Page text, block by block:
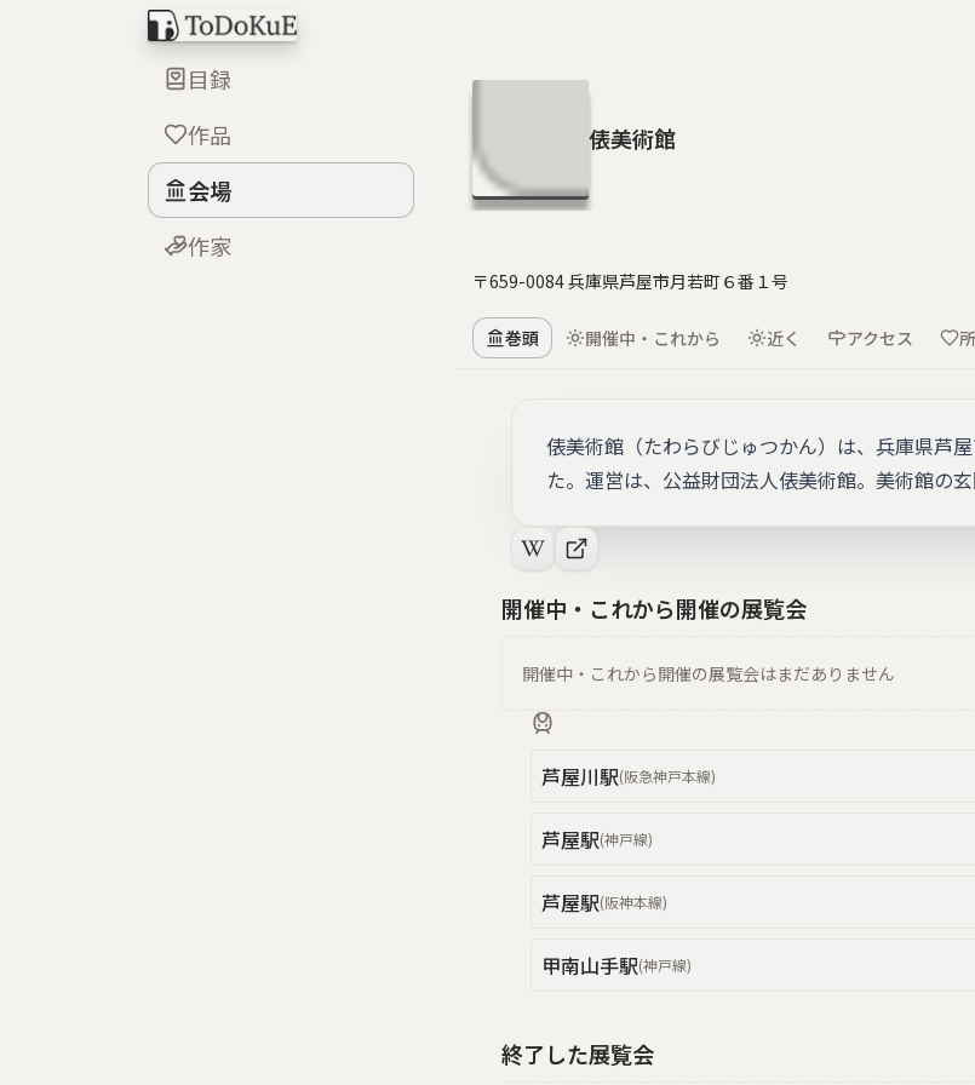
目録
作品
会場
作家
俵美術館
〒659-0084 兵庫県芦屋市月若町６番１号
巻頭 開催中・これから 近く アクセス
俵美術館（たわらびじゅつかん）は、兵庫県芦
た。運営は、公益財団法人俵美術館。美術館の
開催中・これから開催の展覧会
開催中・これから開催の展覧会はまだありません
芦屋川駅(阪急神戸本線)
芦屋駅(神戸線)
芦屋駅(阪神本線)
甲南山手駅(神戸線)
終了した展覧会